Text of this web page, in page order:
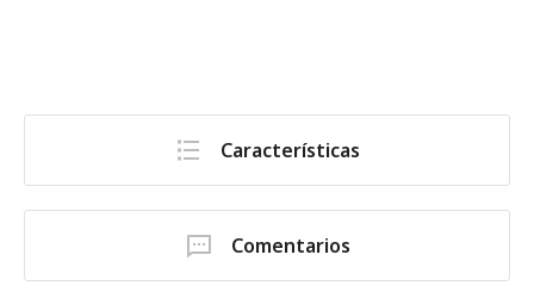
Características
Comentarios